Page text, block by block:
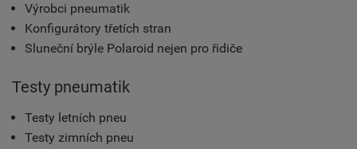
Výrobci pneumatik
Konfigurátory třetích stran
Sluneční brýle Polaroid nejen pro řidiče
Testy pneumatik
Testy letních pneu
Testy zimních pneu